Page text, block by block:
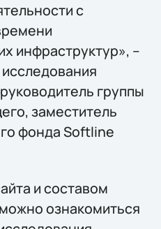
с
инфраструктур», –
группы
заместитель
фонда Softline
и составом
ознакомиться